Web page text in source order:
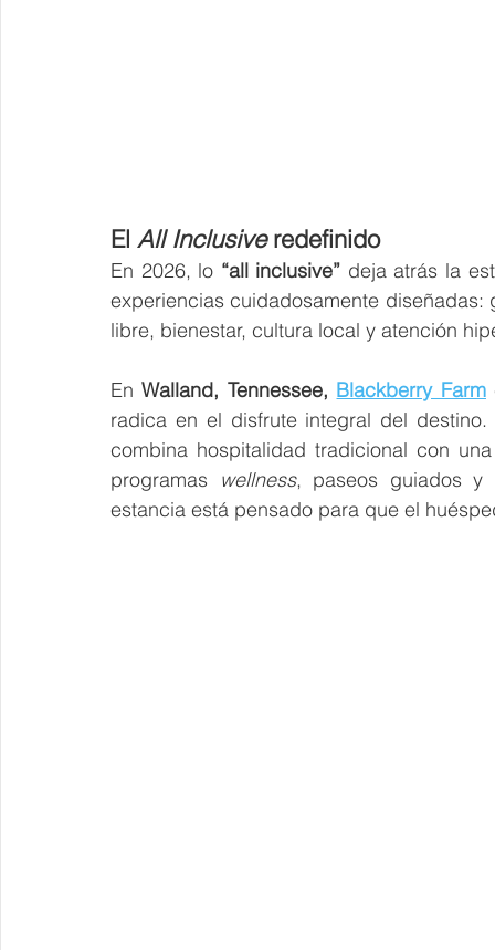
El All Inclusive redefinido
En 2026, lo “all inclusive” deja atrás la
experiencias cuidadosamente diseñadas:
libre, bienestar, cultura local y atención
En Walland, Tennessee, Blackberry Farm
radica en el disfrute integral del
combina hospitalidad tradicional con
programas wellness, paseos guiados y
estancia está pensado para que el